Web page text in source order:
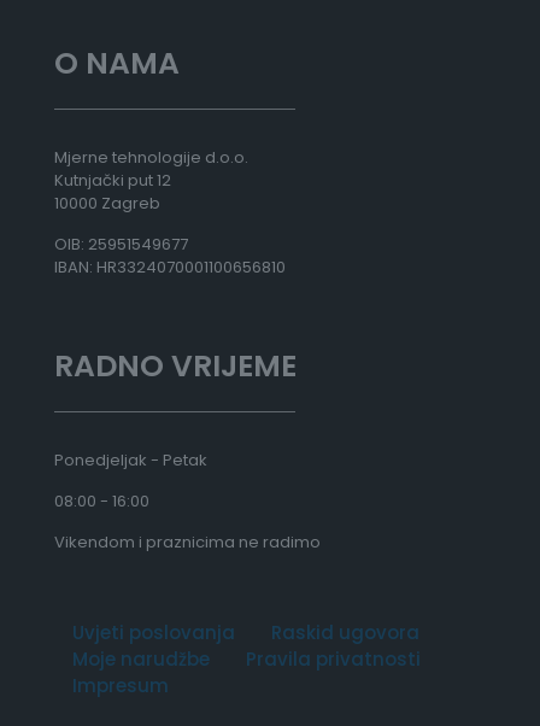
O NAMA
Mjerne tehnologije d.o.o.
Kutnjački put 12
10000 Zagreb
OIB: 25951549677
IBAN: HR3324070001100656810
RADNO VRIJEME
Ponedjeljak - Petak
08:00 - 16:00
Vikendom i praznicima ne radimo
Uvjeti poslovanja
Raskid ugovora
Moje narudžbe
Pravila privatnosti
Impresum